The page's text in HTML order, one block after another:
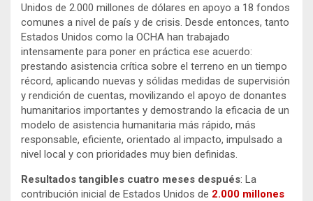
Unidos de 2.000 millones de dólares en apoyo a 18 fondos
comunes a nivel de país y de crisis. Desde entonces, tanto
Estados Unidos como la OCHA han trabajado
intensamente para poner en práctica ese acuerdo:
prestando asistencia crítica sobre el terreno en un tiempo
récord, aplicando nuevas y sólidas medidas de supervisión
y rendición de cuentas, movilizando el apoyo de donantes
humanitarios importantes y demostrando la eficacia de un
modelo de asistencia humanitaria más rápido, más
responsable, eficiente, orientado al impacto, impulsado a
nivel local y con prioridades muy bien definidas.
Resultados tangibles cuatro meses después: La
contribución inicial de Estados Unidos de 2.000 millones